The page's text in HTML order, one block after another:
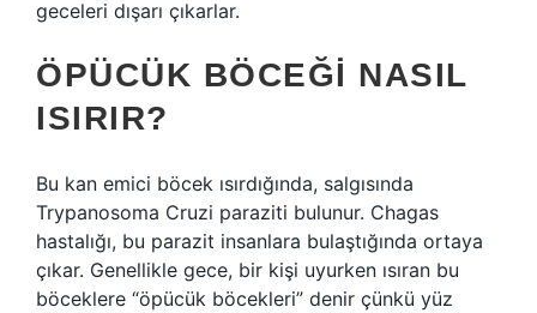
geceleri dışarı çıkarlar.
ÖPÜCÜK BÖCEĞI NASIL
ISIRIR?
Bu kan emici böcek ısırdığında, salgısında
Trypanosoma Cruzi paraziti bulunur. Chagas
hastalığı, bu parazit insanlara bulaştığında ortaya
çıkar. Genellikle gece, bir kişi uyurken ısıran bu
böceklere “öpücük böcekleri” denir çünkü yüz